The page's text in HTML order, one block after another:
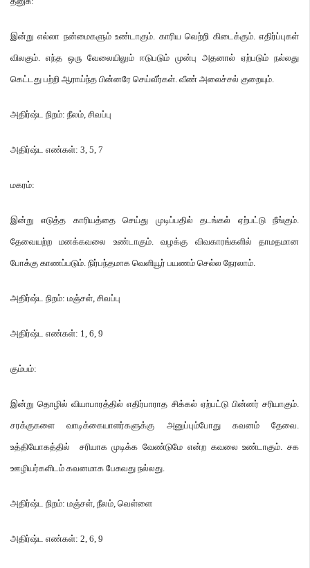
இன்று எல்லா நன்மைகளும் உண்டாகும். காரிய வெற்றி கிடைக்கும்.எதிர்ப்புகள்
விலகும். எந்த ஒரு வேலையிலும் ஈடுபடும் முன்பு அதனால் ஏற்படும் நல்லது
கெட்டது பற்றி ஆராய்ந்த பின்னரே செய்வீர்கள். வீண் அலைச்சல் குறையும்.
அதிர்ஷ்ட நிறம்: நீலம், சிவப்பு
அதிர்ஷ்ட எண்கள்: 3, 5, 7
மகரம்:
இன்று எடுத்த காரியத்தை செய்து முடிப்பதில் தடங்கல் ஏற்பட்டு நீங்கும்.
தேவையற்ற மனக்கவலை உண்டாகும்.வழக்கு விவகாரங்களில் தாமதமான
போக்கு காணப்படும். நிர்பந்தமாக வெளியூர் பயணம் செல்ல நேரலாம்.
அதிர்ஷ்ட நிறம்: மஞ்சள், சிவப்பு
அதிர்ஷ்ட எண்கள்: 1, 6, 9
கும்பம்:
இன்று தொழில் வியாபாரத்தில் எதிர்பாராத சிக்கல் ஏற்பட்டு பின்னர் சரியாகும்.
சரக்குகளை வாடிக்கையாளர்களுக்கு அனுப்பும்போது கவனம் தேவை.
உத்தியோகத்தில் சரியாக முடிக்க வேண்டுமே என்ற கவலை உண்டாகும். சக
ஊழியர்களிடம் கவனமாக பேசுவது நல்லது.
அதிர்ஷ்ட நிறம்: மஞ்சள், நீலம், வெள்ளை
அதிர்ஷ்ட எண்கள்: 2, 6, 9